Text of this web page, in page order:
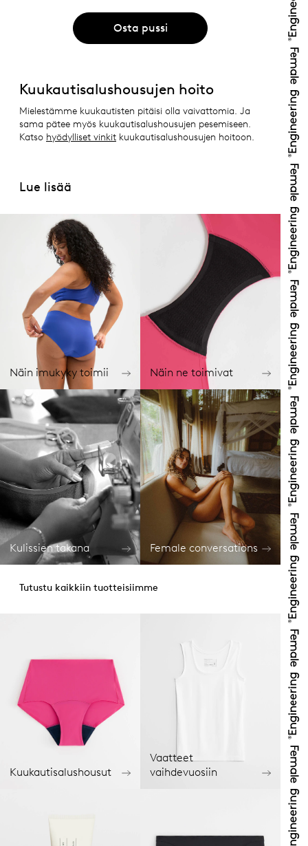
Osta pussi
Kuukautisalushousujen hoito
Mielestämme kuukautisten pitäisi olla vaivattomia. Ja
sama pätee myös kuukautisalushousujen pesemiseen.
Katso hyödylliset vinkit kuukautisalushousujen hoitoon.
Lue lisää
Näin imukyky toimii Näin ne toimivat
Kulissien takana Female conversations
Tutustu kaikkiin tuotteisiimme
Kuukautisalushousut
Vaatteet
vaihdevuosiin